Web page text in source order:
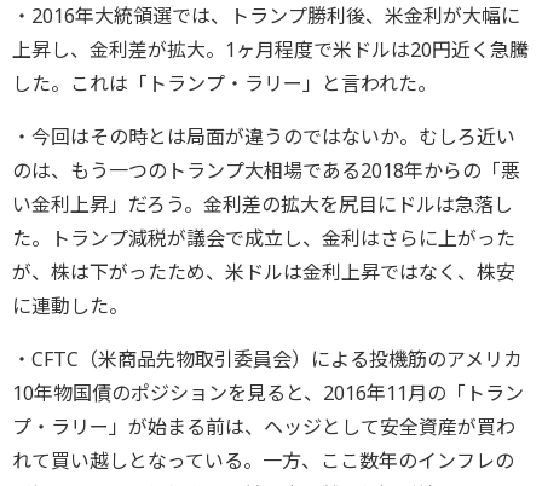
・2016年大統領選では、トランプ勝利後、米金利が大幅に
上昇し、金利差が拡大。1ヶ月程度で米ドルは20円近く急騰
した。これは「トランプ・ラリー」と言われた。
・今回はその時とは局面が違うのではないか。むしろ近い
のは、もう一つのトランプ大相場である2018年からの「悪
い金利上昇」だろう。金利差の拡大を尻目にドルは急落し
た。トランプ減税が議会で成立し、金利はさらに上がった
が、株は下がったため、米ドルは金利上昇ではなく、株安
に連動した。
・CFTC（米商品先物取引委員会）による投機筋のアメリカ
10年物国債のポジションを見ると、2016年11月の「トラン
プ・ラリー」が始まる前は、ヘッジとして安全資産が買わ
れて買い越しとなっている。一方、ここ数年のインフレの